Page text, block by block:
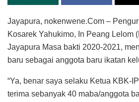
Jayapura, nokenwene.Com –
Kosarek Yahukimo, In Peang Lelom
Jayapura Masa bakti 2020-2021,
baru sebagai anggota baru ikatan
“Ya, benar saya selaku Ketua KBK-
terima sebanyak 40 maba/anggota